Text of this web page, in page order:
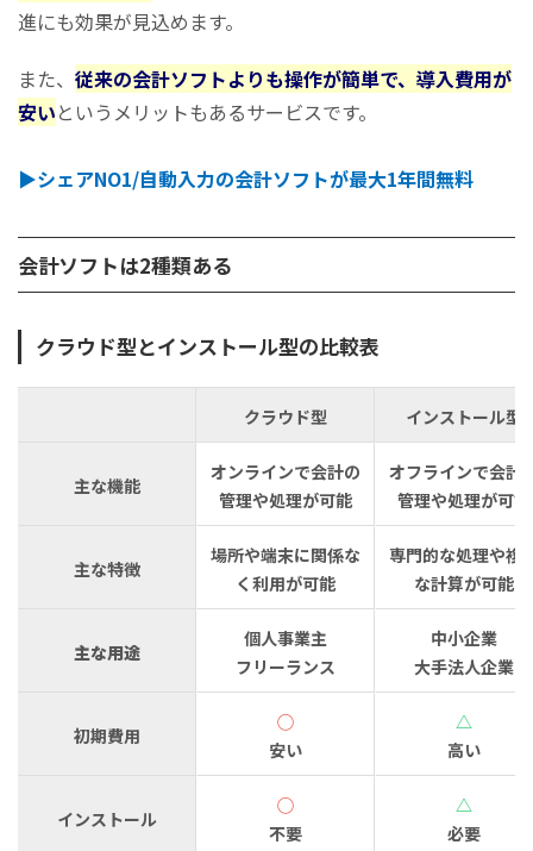
ランニングコストがかかる
セキュリティリスクが高まる
クラウド会計ソフトの選び方
複数人で使う小規模法人におすすめの選び方
クラウド会計ソフトに税理士は必要？
クラウド会計ソフトのできることとできないこと
クラウド会計ソフトがあっても税理士は必要な場合がある
まとめ:クラウド会計ソフトなら弥生会計Next！
進にも効果が見込めます。
また、 従来の会計ソフトよりも操作が簡単で、導入費用が
安いというメリットもあるサービスです。
▶︎シェアNO1/自動入力の会計ソフトが最大1年間無料
会計ソフトは2種類ある
クラウド型とインストール型の比較表
クラウド型 インストール型
主な機能
オンラインで会計の
管理や処理が可能
オフラインで会計
管理や処理が可能
主な特徴
場所や端末に関係な
く利用が可能
専門的な処理や複
な計算が可能
主な用途
個人事業主
フリーランス
中小企業
大手法人企業
初期費用
◯
安い
△
高い
インストール
◯
不要
△
必要